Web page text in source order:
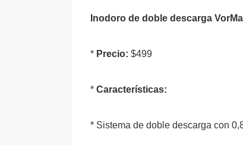
Inodoro de doble descarga
* Precio: $499
* Características:
* Sistema de doble descarga con